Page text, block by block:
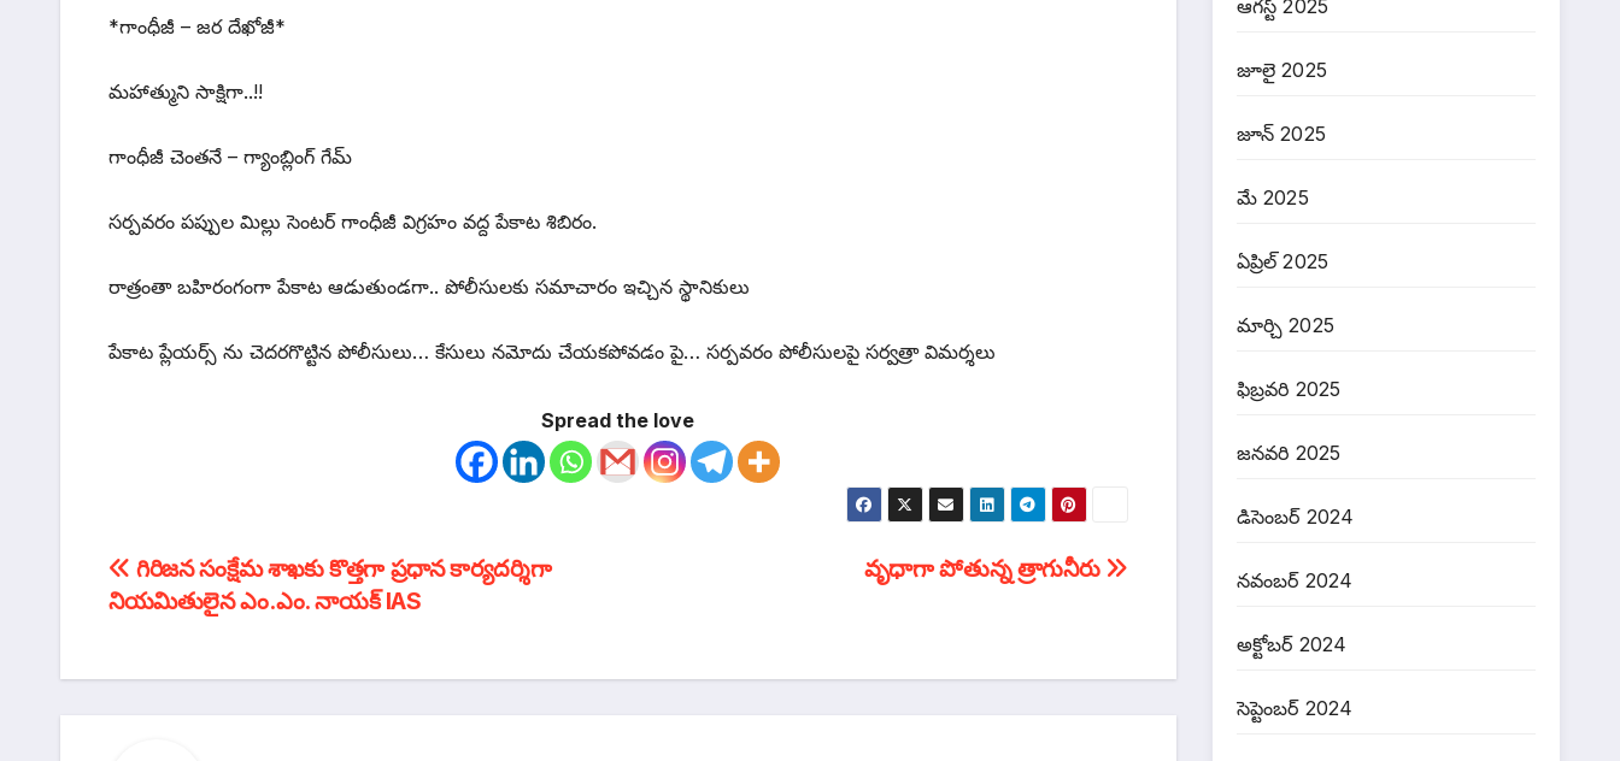
*గాంధీజీ – జర దేఖోజీ*
మహాత్ముని సాక్షిగా..!!
గాంధీజీ చెంతనే – గ్యాంబ్లింగ్ గేమ్
సర్పవరం పప్పుల మిల్లు సెంటర్ గాంధీజీ విగ్రహం వద్ద పేకాట శిబిరం.
రాత్రంతా బహిరంగంగా పేకాట ఆడుతుండగా.. పోలీసులకు సమాచారం ఇచ్చిన స్థానికులు
పేకాట ప్లేయర్స్ ను చెదరగొట్టిన పోలీసులు… కేసులు నమోదు చేయకపోవడం పై… సర్పవరం పోలీసులపై సర్వత్రా విమర్శలు
Spread the love
టపా
నావిగేషన్
వృధాగా పోతున్న త్రాగునీరు
గిరిజన సంక్షేమ శాఖకు కొత్తగా ప్రధాన కార్యదర్శిగా
నియమితులైన ఎం.ఎం. నాయక్ IAS
ఆగస్ట్ 2025
జూలై 2025
జూన్ 2025
మే 2025
ఏప్రిల్ 2025
మార్చి 2025
ఫిబ్రవరి 2025
జనవరి 2025
డిసెంబర్ 2024
నవంబర్ 2024
అక్టోబర్ 2024
సెప్టెంబర్ 2024